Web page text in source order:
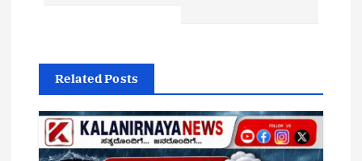
g
a
Related Posts